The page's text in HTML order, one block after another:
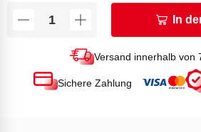
Die Einheit besteht aus HandgriffArt.-
100 kW und Stab 180 mm.
leistungsstarke, einfach zu
Aufschweißbrenner mit seinem
guten Bedienkomfort
In
Versand innerhalb von
Sichere Zahlung